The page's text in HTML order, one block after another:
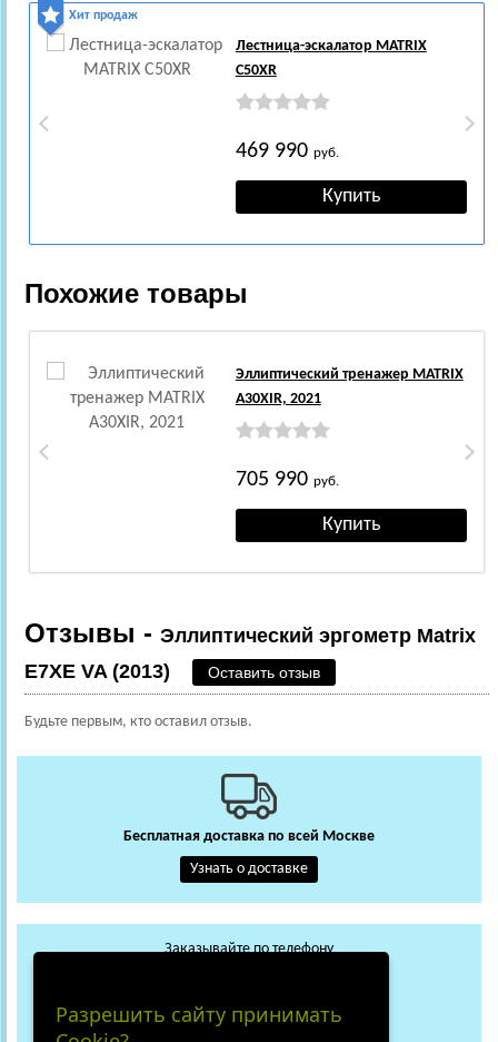
Хит продаж
Лестница-эскалатор MATRIX
C50XR
469 990 руб.
Похожие товары
Эллиптический тренажер MATRIX
A30XIR, 2021
705 990 руб.
Отзывы - Эллиптический эргометр Matrix
E7XE VA (2013)
Оставить отзыв
Будьте первым, кто оставил отзыв.
Бесплатная доставка по всей Москве
Узнать о доставке
Заказывайте по телефону
+7 (919) 018-29-56
Разрешить сайту принимать